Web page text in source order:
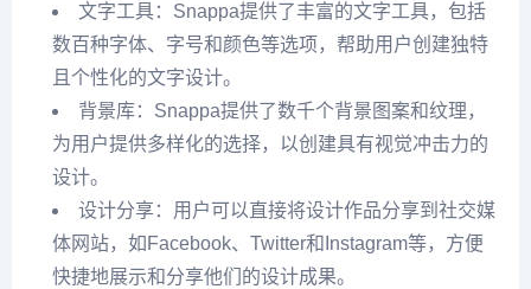
文字工具：Snappa提供了丰富的文字工具，包括
数百种字体、字号和颜色等选项，帮助用户创建独特
且个性化的文字设计。
背景库：Snappa提供了数千个背景图案和纹理，
为用户提供多样化的选择，以创建具有视觉冲击力的
设计。
设计分享：用户可以直接将设计作品分享到社交媒
体网站，如Facebook、Twitter和Instagram等，方便
快捷地展示和分享他们的设计成果。